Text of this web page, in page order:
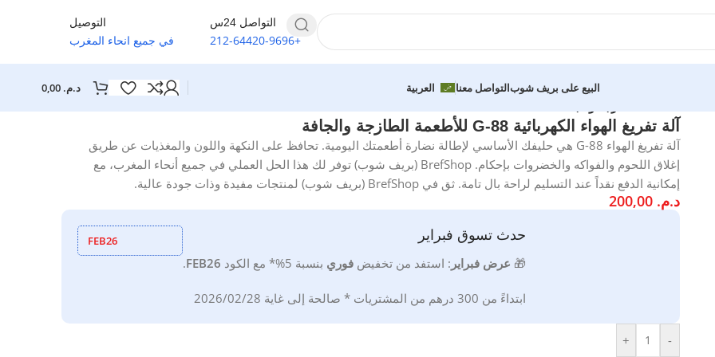
التواصل 24س
+212-64420-9696
التوصيل
في جميع انحاء المغرب
البيع على بريف شوبالتواصل معنا العربية د.م.
آلة تفريغ الهواء الكهربائية G-88 للأطعمة الطازجة والجافة
آلة تفريغ الهواء G-88 هي حليفك الأساسي لإطالة نضارة أطعمتك اليومية. تحافظ على النكهة واللون والمغذيات عن طريق
إغلاق اللحوم والفواكه والخضروات بإحكام. BrefShop (بريف شوب) توفر لك هذا الحل العملي في جميع أنحاء المغرب، مع
إمكانية الدفع نقداً عند التسليم لراحة بال تامة. ثق في BrefShop (بريف شوب) لمنتجات مفيدة وذات جودة عالية.
د.م. 200,00
حدث تسوق فبراير
🎁 عرض فبراير : استفد من تخفيض فوري بنسبة 5%* مع الكود FEB26
.
ابتداءً من 300 درهم من المشتريات * صالحة إلى غاية 2026/02/28
FEB26
-
+